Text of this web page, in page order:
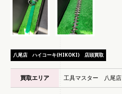
八尾店 ハイコーキ(HIKOKI) 店頭買取
買取エリア 工具マスター 八尾店